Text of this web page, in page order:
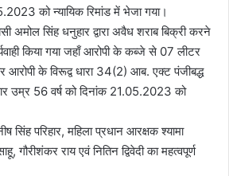
को न्यायिक रिमांड में भेजा गया।
अमोल सिंह धनुहार द्वारा अवैध शराब बिक्री करने
किया गया जहाँ आरोपी के कब्जे से 07 लीटर
के विरूद्व धारा 34(2) आब. एक्ट पंजीबद्ध
उम्र 56 वर्ष को दिनांक 21.05.2023 को
सिंह परिहार, महिला प्रधान आरक्षक श्यामा
राय एवं नितिन द्विवेदी का महत्वपूर्ण